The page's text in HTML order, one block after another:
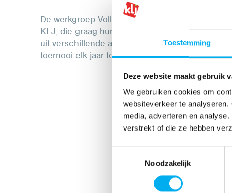
Toestemming
Deze website maakt gebruik
We gebruiken cookies om
websiteverkeer te
media, adverteren en
verstrekt of die ze hebben
Noodzakelijk
De werkgroep Volleybaltoernooi bestaat uit een
KLJ, die graag hun schouders onder een
uit verschillende afdelingen in Limburg die hun
toernooi elk jaar tot een succes te maken.